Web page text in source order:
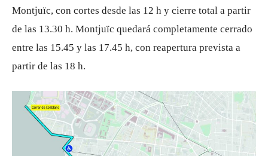
Montjuïc, con cortes desde las 12 h y cierre total a partir
de las 13.30 h. Montjuïc quedará completamente cerrado
entre las 15.45 y las 17.45 h, con reapertura prevista a
partir de las 18 h.